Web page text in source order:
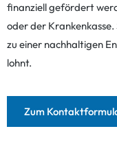
finanziell gefördert
oder der
zu einer nachhaltigen
lohnt.
Zum